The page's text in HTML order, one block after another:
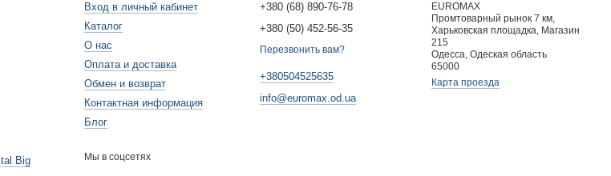
Big
Вход в личный кабинет
Каталог
О нас
Оплата и доставка
Обмен и возврат
Контактная информация
Блог
Мы в соцсетях
+380 (68) 890-76-78
+380 (50) 452-56-35
Перезвонить вам?
+380504525635
info@euromax.od.ua
EUROMAX
Промтоварный рынок 7 км,
Харьковская площадка, Магазин
215
Одесса, Одеская область
65000
Карта проезда